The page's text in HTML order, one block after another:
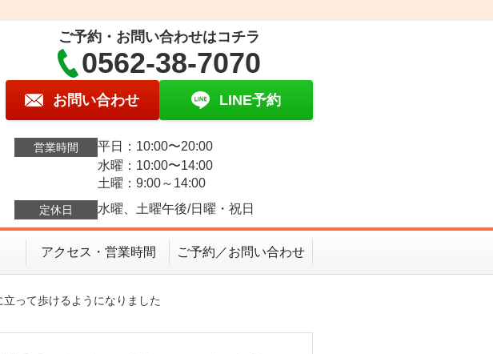
ご予約・お問い合わせはコチラ
0562-38-7070
お問い合わせ LINE予約
営業時間
平日：10:00〜20:00
水曜：10:00〜14:00
土曜：9:00～14:00
定休日 水曜、土曜午後/日曜・祝日
アクセス・営業時間 ご予約／お問い合わせ
って歩けるようになりました